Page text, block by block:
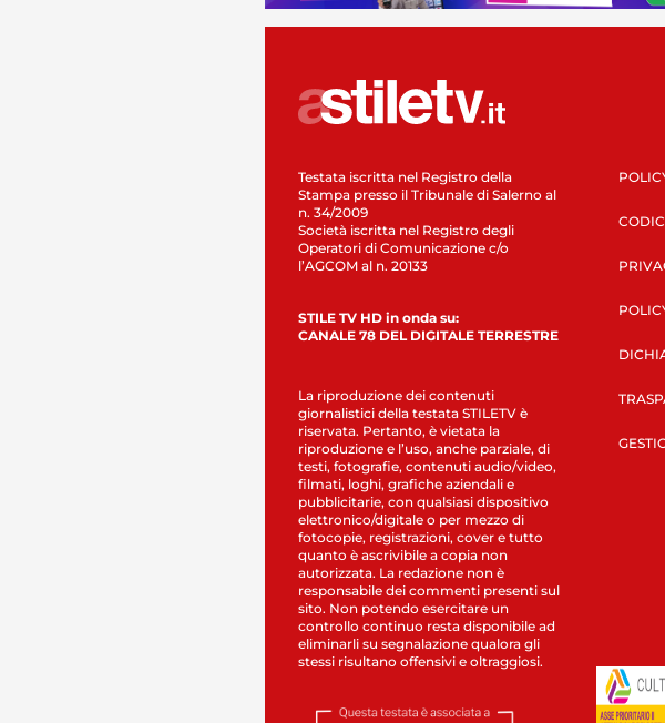
Testata iscritta nel Registro della
Stampa presso il Tribunale di Salerno al
n. 34/2009
Società iscritta nel Registro degli
Operatori di Comunicazione c/o
l’AGCOM al n. 20133
STILE TV HD in onda su:
CANALE 78 DEL DIGITALE TERRESTRE
La riproduzione dei contenuti
giornalistici della testata STILETV è
riservata. Pertanto, è vietata la
riproduzione e l’uso, anche parziale, di
testi, fotografie, contenuti audio/video,
filmati, loghi, grafiche aziendali e
pubblicitarie, con qualsiasi dispositivo
elettronico/digitale o per mezzo di
fotocopie, registrazioni, cover e tutto
quanto è ascrivibile a copia non
autorizzata. La redazione non è
responsabile dei commenti presenti sul
sito. Non potendo esercitare un
controllo continuo resta disponibile ad
eliminarli su segnalazione qualora gli
stessi risultano offensivi e oltraggiosi.